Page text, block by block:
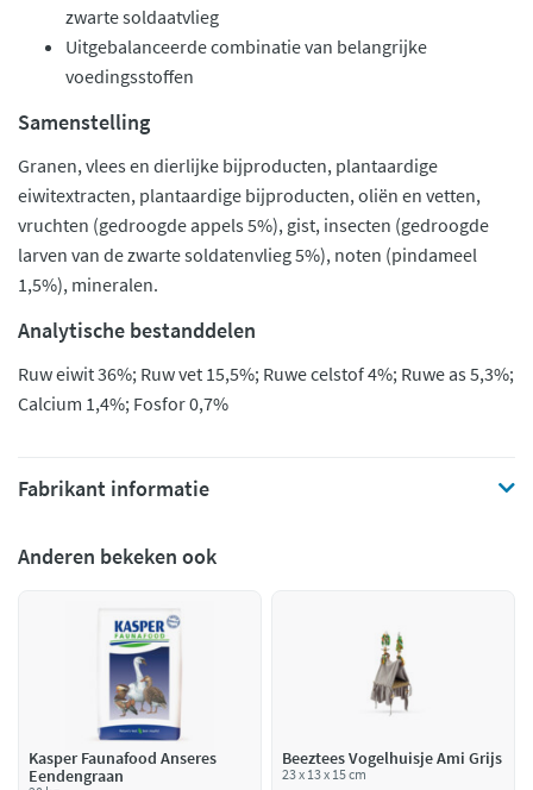
zwarte soldaatvlieg
Uitgebalanceerde combinatie van belangrijke
voedingsstoffen
Samenstelling
Granen, vlees en dierlijke bijproducten, plantaardige
eiwitextracten, plantaardige bijproducten, oliën en vetten,
vruchten (gedroogde appels 5%), gist, insecten (gedroogde
larven van de zwarte soldatenvlieg 5%), noten (pindameel
1,5%), mineralen.
Analytische bestanddelen
Ruw eiwit 36%; Ruw vet 15,5%; Ruwe celstof 4%; Ruwe as 5,3%;
Calcium 1,4%; Fosfor 0,7%
Fabrikant informatie
Anderen bekeken ook
Kasper Faunafood Anseres
Eendengraan
Beeztees Vogelhuisje Ami Grijs
23 x 13 x 15 cm